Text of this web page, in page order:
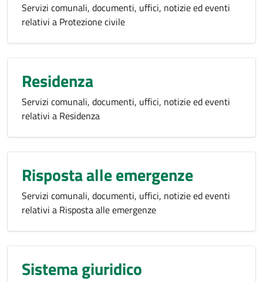
Servizi comunali, documenti, uffici, notizie ed eventi
relativi a Protezione civile
Residenza
Servizi comunali, documenti, uffici, notizie ed eventi
relativi a Residenza
Risposta alle emergenze
Servizi comunali, documenti, uffici, notizie ed eventi
relativi a Risposta alle emergenze
Sistema giuridico